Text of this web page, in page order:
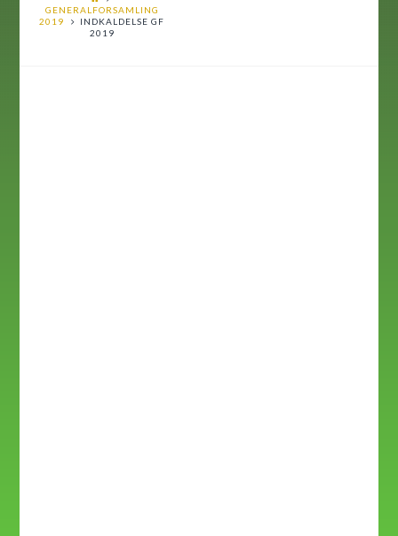
GENERALFORSAMLING
2019
INDKALDELSE GF
2019